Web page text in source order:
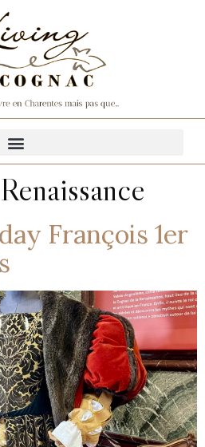
Renaissance
François 1er